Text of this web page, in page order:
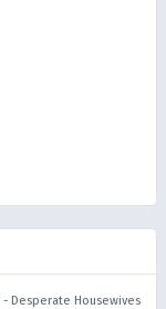
- Desperate Housewives